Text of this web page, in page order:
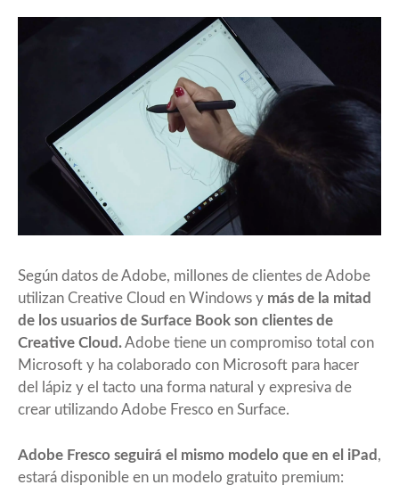
Según datos de Adobe, millones de clientes de Adobe
utilizan Creative Cloud en Windows y más de la mitad
de los usuarios de Surface Book son clientes de
Creative Cloud.Adobe tiene un compromiso total con
Microsoft y ha colaborado con Microsoft para hacer
del lápiz y el tacto una forma natural y expresiva de
crear utilizando Adobe Fresco en Surface.
Adobe Fresco seguirá el mismo modelo que en el iPad ,
estará disponible en un modelo gratuito premium: